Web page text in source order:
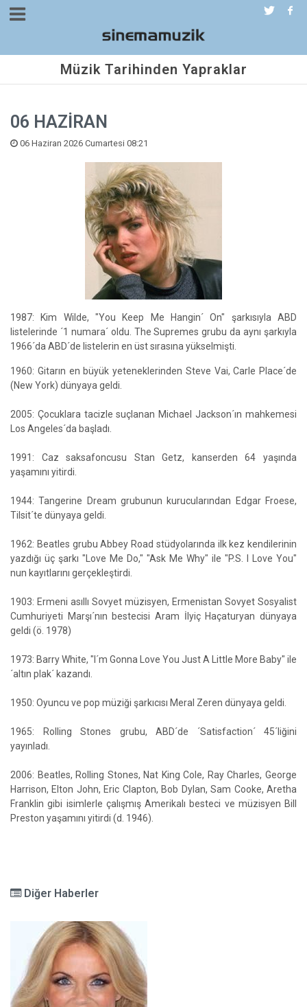
Müzik Tarihinden Yapraklar
06 HAZİRAN
06 Haziran 2026 Cumartesi 08:21
1987: Kim Wilde, "You Keep Me Hangin´ On" şarkısıyla ABD
listelerinde ´1 numara´ oldu. The Supremes grubu da aynı şarkıyla
1966´da ABD´de listelerin en üst sırasına yükselmişti.
1960: Gitarın en büyük yeteneklerinden Steve Vai, Carle Place´de
(New York) dünyaya geldi.
2005: Çocuklara tacizle suçlanan Michael Jackson´ın mahkemesi
Los Angeles´da başladı.
1991: Caz saksafoncusu Stan Getz, kanserden 64 yaşında
yaşamını yitirdi.
1944: Tangerine Dream grubunun kurucularından Edgar Froese,
Tilsit´te dünyaya geldi.
1962: Beatles grubu Abbey Road stüdyolarında ilk kez kendilerinin
yazdığı üç şarkı "Love Me Do," "Ask Me Why" ile "P.S. I Love You"
nun kayıtlarını gerçekleştirdi.
1903: Ermeni asıllı Sovyet müzisyen, Ermenistan Sovyet Sosyalist
Cumhuriyeti Marşı´nın bestecisi Aram İlyiç Haçaturyan dünyaya
geldi (ö. 1978)
1973: Barry White, "I´m Gonna Love You Just A Little More Baby" ile
´altın plak´ kazandı.
1950: Oyuncu ve pop müziği şarkıcısı Meral Zeren dünyaya geldi.
1965: Rolling Stones grubu, ABD´de ´Satisfaction´ 45´liğini
yayınladı.
2006: Beatles, Rolling Stones, Nat King Cole, Ray Charles, George
Harrison, Elton John, Eric Clapton, Bob Dylan, Sam Cooke, Aretha
Franklin gibi isimlerle çalışmış Amerikalı besteci ve müzisyen Bill
Preston yaşamını yitirdi (d. 1946).
Diğer Haberler